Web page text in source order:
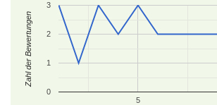
5
0
1
2
3
Zahl der Bewertungen